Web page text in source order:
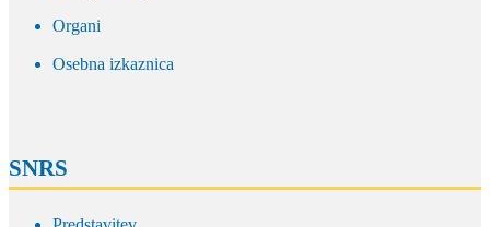
Organi
Osebna izkaznica
SNRS